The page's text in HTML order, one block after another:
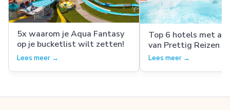
5x waarom je Aqua Fantasy
op je bucketlist wilt zetten!
Lees meer →
Top 6 hotels met
van Prettig Reizen
Lees meer →